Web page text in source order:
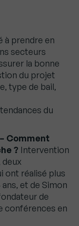
à prendre en
secteurs
la bonne
du projet
type de bail,
du
Comment
? Intervention
deux
ont réalisé plus
ans, et de Simon
de
conférences en